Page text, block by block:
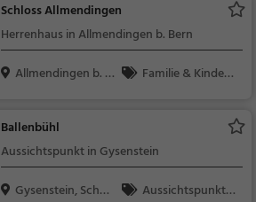
Schloss Allmendingen
Herrenhaus in Allmendingen b. Bern
Allmendingen b. B
Familie & Kinder,
Ballenbühl
Aussichtspunkt in Gysenstein
Gysenstein, Schwe
Aussichtspunkt, F